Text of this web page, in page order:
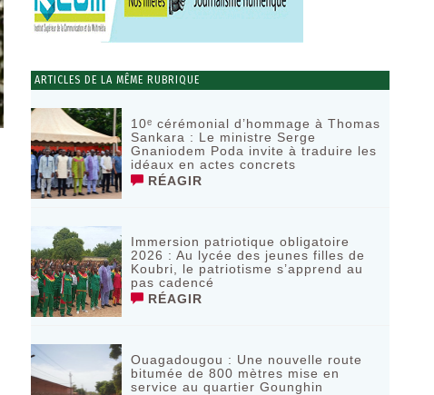
ARTICLES DE LA MÊME RUBRIQUE
10ᵉ cérémonial d’hommage à Thomas
Sankara : Le ministre Serge
Gnaniodem Poda invite à traduire les
idéaux en actes concrets
RÉAGIR
Immersion patriotique obligatoire
2026 : Au lycée des jeunes filles de
Koubri, le patriotisme s’apprend au
pas cadencé
RÉAGIR
Ouagadougou : Une nouvelle route
bitumée de 800 mètres mise en
service au quartier Gounghin